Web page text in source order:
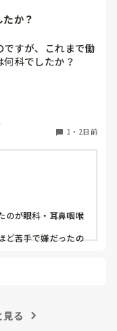
か？
すが、これまで働
科でしたか？
したか？
析室と経験しまし
す…。次回の転職
1 ・ 2日前
のが眼科・耳鼻咽喉
ど苦手で嫌だったの
職しました。
る